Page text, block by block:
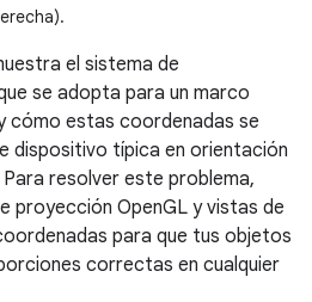
el sistema de
se adopta para un marco
cómo estas coordenadas se
dispositivo típica en orientación
resolver este problema,
proyección OpenGL y vistas de
para que tus objetos
correctas en cualquier